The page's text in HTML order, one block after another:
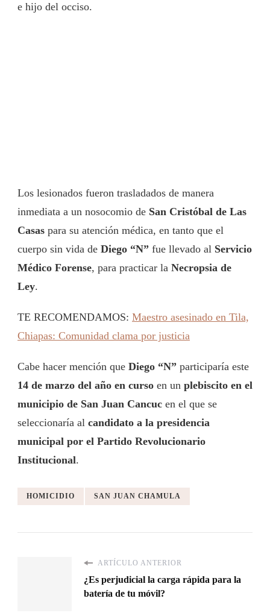
e hijo del occiso.
Los lesionados fueron trasladados de manera
inmediata a un nosocomio de San Cristóbal de Las
Casas para su atención médica, en tanto que el
cuerpo sin vida de Diego “N” fue llevado al Servicio
Médico Forense, para practicar la Necropsia de
Ley.
TE RECOMENDAMOS: Maestro asesinado en Tila,
Chiapas: Comunidad clama por justicia
Cabe hacer mención que Diego “N” participaría este
14 de marzo del año en curso en un plebiscito en el
municipio de San Juan Cancuc en el que se
seleccionaría al candidato a la presidencia
municipal por el Partido Revolucionario
Institucional.
HOMICIDIO SAN JUAN CHAMULA
ARTÍCULO ANTERIOR
¿Es perjudicial la carga rápida para la
batería de tu móvil?